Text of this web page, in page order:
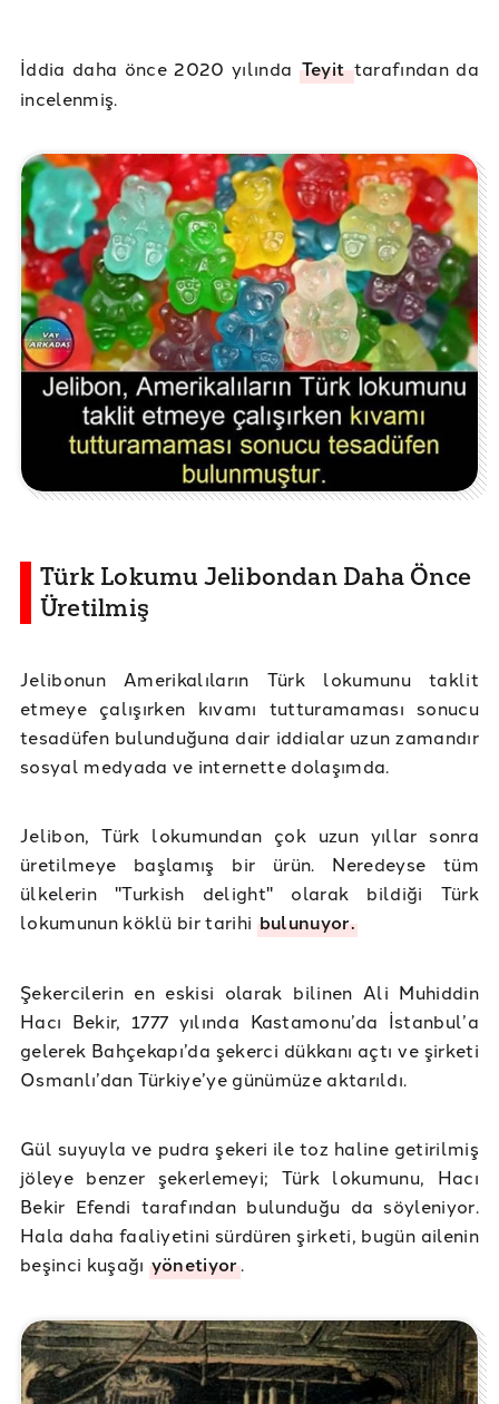
İddia daha önce 2020 yılında Teyittarafından da
incelenmiş.
Türk Lokumu Jelibondan Daha Önce
Üretilmiş
Jelibonun Amerikalıların Türk lokumunu taklit
etmeye çalışırken kıvamı tutturamaması sonucu
tesadüfen bulunduğuna dair iddialar uzun zamandır
sosyal medyada ve internette dolaşımda.
Jelibon, Türk lokumundan çok uzun yıllar sonra
üretilmeye başlamış bir ürün. Neredeyse tüm
ülkelerin "Turkish delight" olarak bildiği Türk
lokumunun köklü bir tarihi bulunuyor.
Şekercilerin en eskisi olarak bilinen Ali Muhiddin
Hacı Bekir, 1777 yılında Kastamonu’da İstanbul’a
gelerek Bahçekapı’da şekerci dükkanı açtı ve şirketi
Osmanlı’dan Türkiye’ye günümüze aktarıldı.
Gül suyuyla ve pudra şekeri ile toz haline getirilmiş
jöleye benzer şekerlemeyi; Türk lokumunu, Hacı
Bekir Efendi tarafından bulunduğu da söyleniyor.
Hala daha faaliyetini sürdüren şirketi, bugün ailenin
beşinci kuşağı yönetiyor.